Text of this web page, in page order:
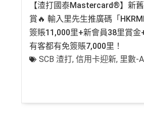
【渣打國泰Mastercard®】新
賞🔥 輸入里先生推廣碼「
簽賬11,000里+新會員38里賞金
有客都有免簽賬7,000里！
SCB 渣打,信用卡迎新, 里數-